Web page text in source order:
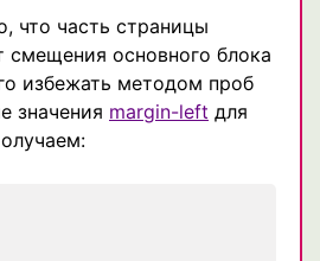
что часть страницы
смещения основного блока
избежать методом проб
значения margin-left для